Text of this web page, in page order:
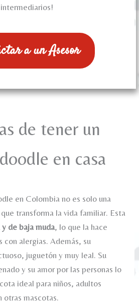
intermediarios!
a un Asesor
de tener un
en casa
en Colombia no es solo una
transforma la vida familiar. Esta
de baja muda, lo que la hace
con alergias. Además, su
juguetón y muy leal. Su
y su amor por las personas lo
ideal para niños, adultos
otras mascotas.